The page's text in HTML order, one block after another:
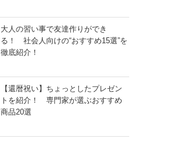
大人の習い事で友達作りができ
る！ 社会人向けの“おすすめ15選”を
徹底紹介！
【還暦祝い】ちょっとしたプレゼン
トを紹介！ 専門家が選ぶおすすめ
商品20選